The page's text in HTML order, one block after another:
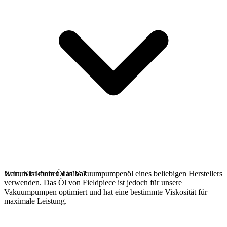
Nein, Sie können das Vakuumpumpenöl eines beliebigen Herstellers
verwenden. Das Öl von Fieldpiece ist jedoch für unsere
Vakuumpumpen optimiert und hat eine bestimmte Viskosität für
maximale Leistung.
Warum ist mein Öl trübe?